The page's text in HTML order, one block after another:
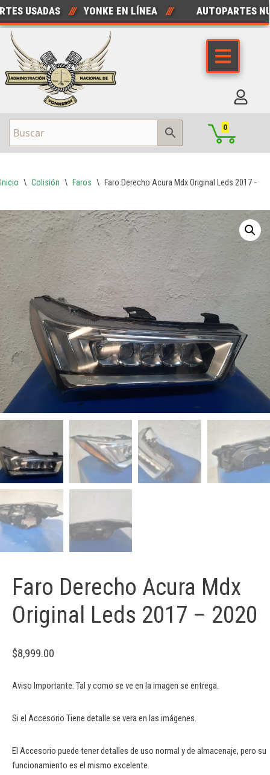
Saltar
al
contenido
USADAS /// YONKE EN LÍNEA /// AUTOPARTES
0
Inicio \ Colisión \ Faros \ Faro Derecho Acura Mdx Original Leds 2017 –
Faro Derecho Acura Mdx
Original Leds 2017 – 2020
$8,999.00
Aviso Importante: Tal y como se ve en la imagen se entrega.
Si el Accesorio Tiene detalle se vera en las imágenes.
El Accesorio puede tener detalles de uso normal y de almacenaje, pero su
funcionamiento es el mismo excelente.